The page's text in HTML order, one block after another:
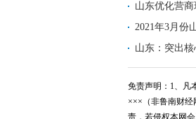
山东优化营
2021年3月份
山东：突出
免责声明：1、凡
×××（非鲁南财经
责，若侵权本网